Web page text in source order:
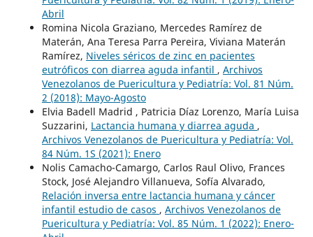
Abril
Romina Nicola Graziano, Mercedes Ramírez de
Materán, Ana Teresa Parra Pereira, Viviana Materán
Ramírez, Niveles séricos de zinc en pacientes
eutróficos con diarrea aguda infantil , Archivos
Venezolanos de Puericultura y Pediatría: Vol. 81 Núm.
2 (2018): Mayo-Agosto
Elvia Badell Madrid , Patricia Díaz Lorenzo, María Luisa
Suzzarini, Lactancia humana y diarrea aguda ,
Archivos Venezolanos de Puericultura y Pediatría: Vol.
84 Núm. 1S (2021): Enero
Nolis Camacho-Camargo, Carlos Raul Olivo, Frances
Stock, José Alejandro Villanueva, Sofía Alvarado,
Relación inversa entre lactancia humana y cáncer
infantil estudio de casos , Archivos Venezolanos de
Puericultura y Pediatría: Vol. 85 Núm. 1 (2022): Enero-